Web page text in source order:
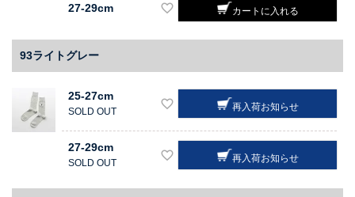
27-29cm カートに入れる
93ライトグレー
25-27cm
SOLD OUT 再入荷お知らせ
27-29cm
SOLD OUT 再入荷お知らせ